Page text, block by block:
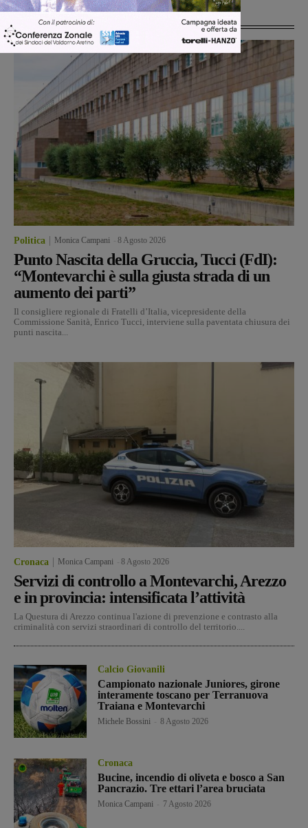
Ultime Notizie
Politica Monica Campani 8 Agosto 2026
Punto Nascita della Gruccia, Tucci (FdI):
“Montevarchi è sulla giusta strada di un
aumento dei parti”
Il consigliere regionale di Fratelli d’Italia, vicepresidente della
Commissione Sanità, Enrico Tucci, interviene sulla paventata chiusura dei
punti nascita...
Cronaca Monica Campani 8 Agosto 2026
Servizi di controllo a Montevarchi, Arezzo
e in provincia: intensificata l’attività
La Questura di Arezzo continua l'azione di prevenzione e contrasto alla
criminalità con servizi straordinari di controllo del territorio....
Calcio Giovanili
Campionato nazionale Juniores, girone
interamente toscano per Terranuova
Traiana e Montevarchi
Michele Bossini 8 Agosto 2026
Cronaca
Bucine, incendio di oliveta e bosco a San
Pancrazio. Tre ettari l’area bruciata
Monica Campani 7 Agosto 2026